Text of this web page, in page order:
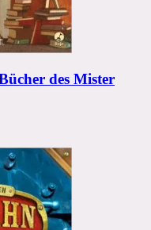
des Mister